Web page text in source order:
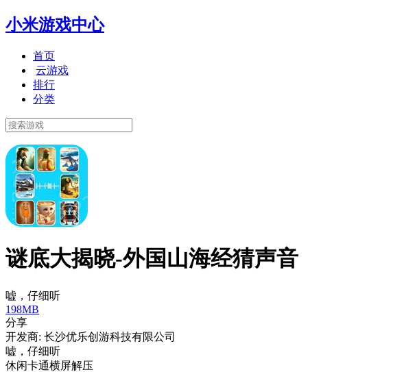
小米游戏中心
首页
云游戏
排行
分类
谜底大揭晓-外国山海经猜声音
嘘，仔细听
198MB
分享
开发商: 长沙优乐创游科技有限公司
嘘，仔细听
休闲卡通横屏解压